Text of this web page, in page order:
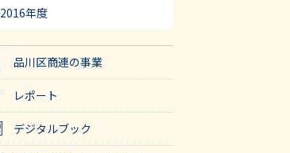
2016年度
品川区商連の事業
レポート
デジタルブック